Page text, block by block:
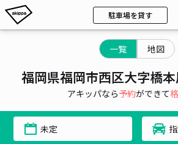
駐車場を貸す
一覧 地図
福岡県福岡市西区大字橋
アキッパなら予約ができて
未定